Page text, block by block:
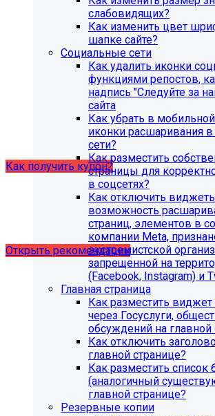
В связи с новыми требованиями
Рособнадзора нами были внесены
поставку готовых решений для
Теперь в сборку готовых решений для
организаций входит модуль SIMAI-SF4:
образовательной организации
корректной работы модуля необходимо
Как получить купон?
Что делать, если на
хватает места?
Открыть рекомендации
слабовидящих?
Как изменить цвет
шапке сайте?
Социальные сети
Как удалить иконки
функциями репостов,
надпись "Следуйте за
сайта
Как убрать в
иконки расшаривания
сети?
Как разместить
страницы для
в соцсетях?
Как отключить
возможность
страниц, элементов в
компании Meta,
экстремистской
запрещенной на
(Facebook, Instagram) и
Главная страница
Как разместить
через Госуслуги,
обсуждений на главной
Как отключить
главной странице?
Как разместить список
(аналогичный
главной странице?
Резервные копии